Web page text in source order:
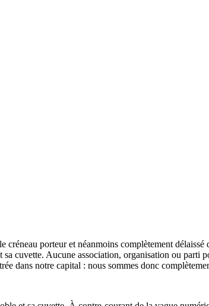
créneau porteur et néanmoins complètement délaissé
cuvette. Aucune association, organisation ou parti
dans notre capital : nous sommes donc